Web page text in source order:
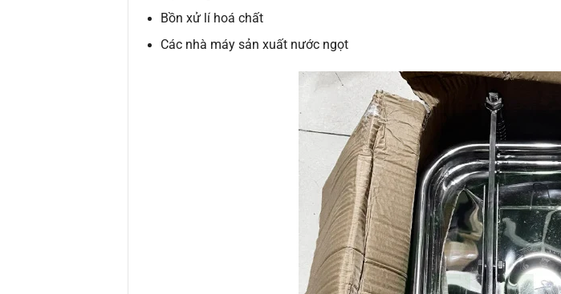
Bồn xử lí hoá chất
Các nhà máy sản xuất nước ngọt